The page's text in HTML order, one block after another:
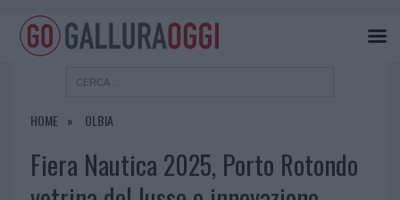
HOME OLBIA
Fiera Nautica 2025, Porto Rotondo